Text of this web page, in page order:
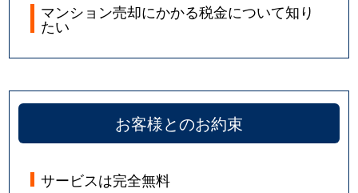
マンション売却にかかる税金について知り
たい
お客様とのお約束
サービスは完全無料